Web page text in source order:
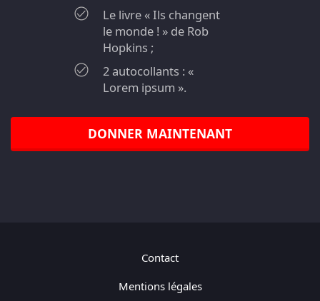
Le livre « Ils changent
le monde ! » de Rob
Hopkins ;
2 autocollants : «
Lorem ipsum ».
DONNER MAINTENANT
Contact
Mentions légales